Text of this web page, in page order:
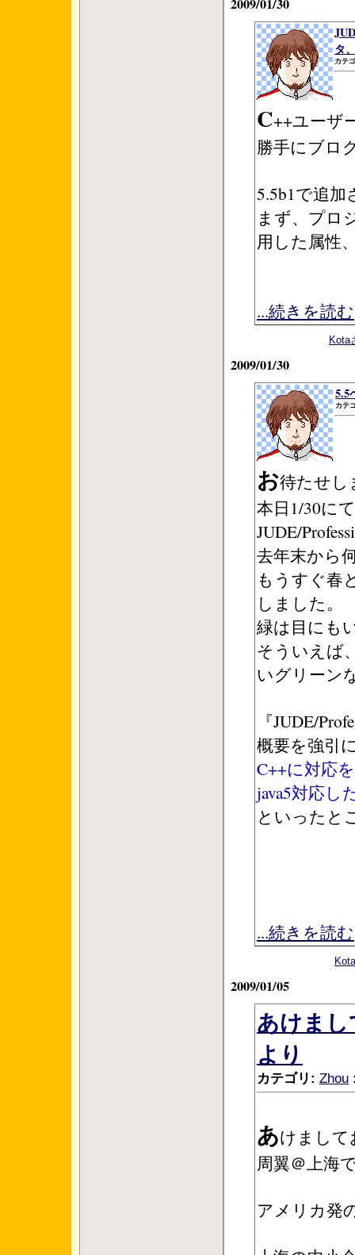
タ
カテ
C++ユーザ
勝手にブロ
5.5b1で追
まず、プロ
用した属性
...続きを読む
Kota
2009/01/30
5.5
カテ
お待たせ
本日1/30に
JUDE/
去年末から
もうすぐ春
しました。
緑は目にも
そういえば
いグリーン
『JUDE/
概要を強引
C++に対応
java5対応し
といったと
...続きを読む
2009/01/05
あけま
より
カテゴリ: Zhou
あけまし
周翼＠上海
アメリカ発